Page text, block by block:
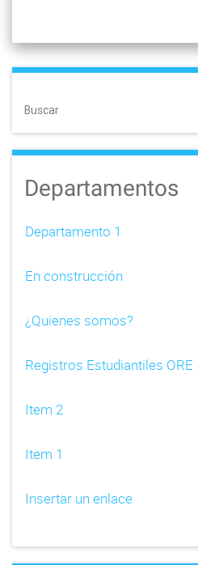
Buscar
Departamentos
Departamento 1
En construcción
¿Quienes somos?
Registros Estudiantiles ORE
Item 2
Item 1
Insertar un enlace